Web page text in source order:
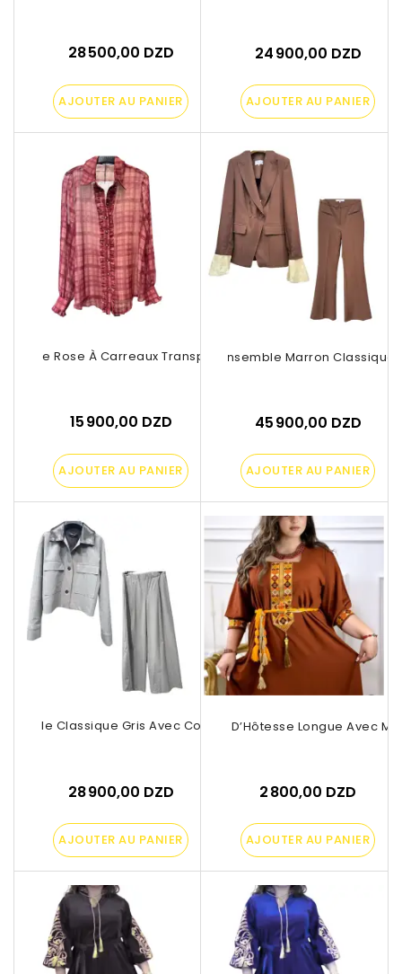
28 500,00 DZD
AJOUTER AU PANIER
24 900,00 DZD
AJOUTER AU PANIER
Rose À Carreaux Transparente
15 900,00 DZD
AJOUTER AU PANIER
Ensemble Marron Classique
45 900,00 DZD
AJOUTER AU PANIER
Classique Gris Avec Col En Cuir
28 900,00 DZD
AJOUTER AU PANIER
Robe D’Hôtesse Longue Avec
2 800,00 DZD
AJOUTER AU PANIER